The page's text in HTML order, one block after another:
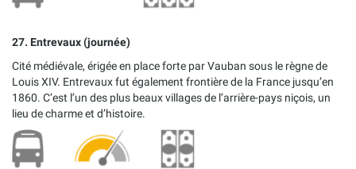
27. Entrevaux (journée)
Cité médiévale, érigée en place forte par Vauban sous le règne de
Louis XIV. Entrevaux fut également frontière de la France jusqu’en
1860. C’est l’un des plus beaux villages de l’arrière-pays niçois, un
lieu de charme et d’histoire.